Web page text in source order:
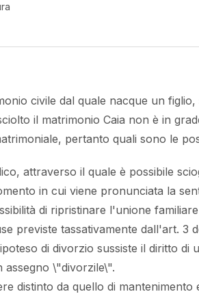
civile dal quale nacque un
il matrimonio Caia non è in
pertanto quali sono le
attraverso il quale è possibile
in cui viene pronunciata la
di ripristinare l'unione
previste tassativamente dall'art. 3
di divorzio sussiste il diritto di
assegno \"divorzile\".
distinto da quello di